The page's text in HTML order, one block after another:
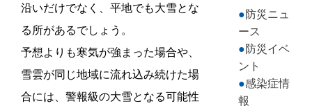
沿いだけでなく、平地でも大雪とな
る所があるでしょう。
予想よりも寒気が強まった場合や、
雪雲が同じ地域に流れ込み続けた場
合には、警報級の大雪となる可能性
防災ニュ
ース
防災イベ
ント
感染症情
報